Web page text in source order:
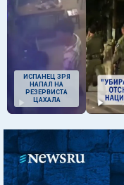
ИСПАНЕЦ ЗРЯ
НАПАЛ НА
РЕЗЕРВИСТА
ЦАХАЛА